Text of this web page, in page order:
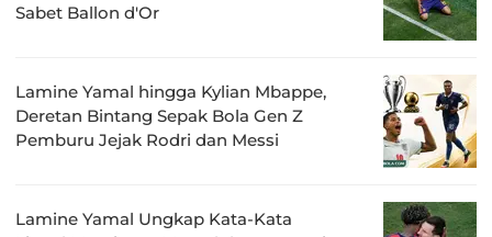
Sabet Ballon d'Or
Lamine Yamal hingga Kylian Mbappe,
Deretan Bintang Sepak Bola Gen Z
Pemburu Jejak Rodri dan Messi
Lamine Yamal Ungkap Kata-Kata